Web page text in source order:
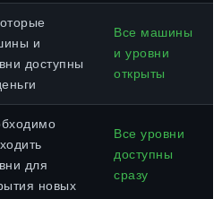
и
доступны
Все машины
и уровни
открыты
для
новых
Все уровни
доступны
сразу